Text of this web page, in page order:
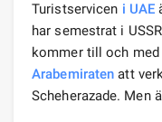
Turistservicen i UAE
har semestrat i
kommer till och
Arabemiraten att
Scheherazade. Men